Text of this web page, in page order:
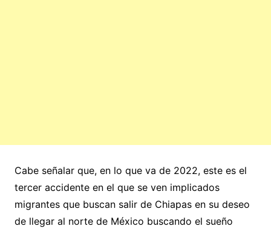
Cabe señalar que, en lo que va de 2022, este es el
tercer accidente en el que se ven implicados
migrantes que buscan salir de Chiapas en su deseo
de llegar al norte de México buscando el sueño